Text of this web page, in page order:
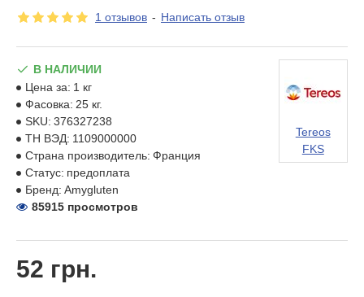
1 отзывов - Написать отзыв
52 грн.
В НАЛИЧИИ
Цена за: 1 кг
Фасовка: 25 кг.
SKU: 376327238
ТН ВЭД: 1109000000
Страна производитель: Франция
Статус: предоплата
Бренд: Amygluten
Tereos
FKS
85915 просмотров